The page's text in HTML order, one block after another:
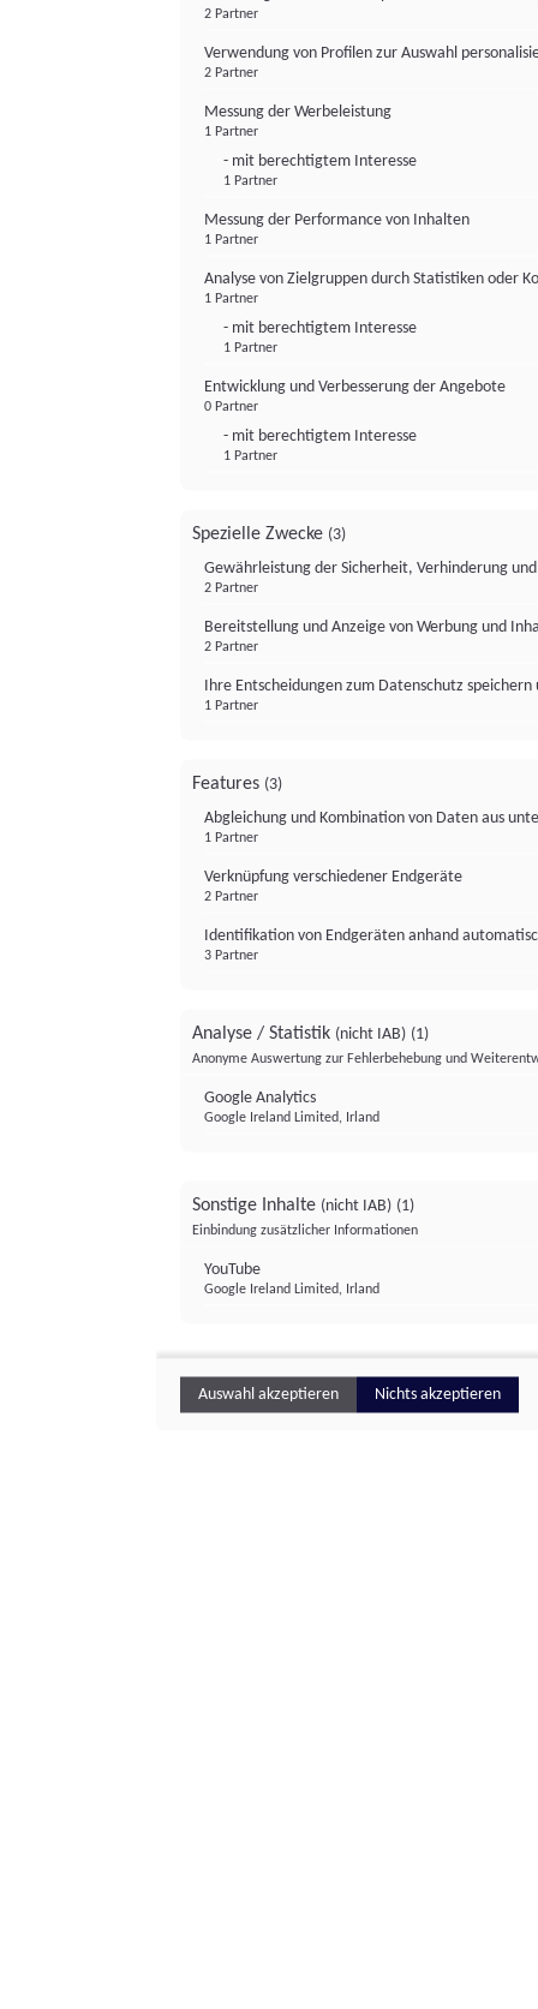
2 Partner
Verwendung von Profilen zur Auswahl
2 Partner
Messung der Werbeleistung
1 Partner
- mit berechtigtem Interesse
1 Partner
Messung der Performance von Inhalten
1 Partner
Analyse von Zielgruppen durch Statistiken oder
1 Partner
- mit berechtigtem Interesse
1 Partner
Entwicklung und Verbesserung der Angebote
0 Partner
- mit berechtigtem Interesse
1 Partner
Spezielle Zwecke (3)
Gewährleistung der Sicherheit, Verhinderung
2 Partner
Bereitstellung und Anzeige von Werbung und
2 Partner
Ihre Entscheidungen zum Datenschutz
1 Partner
Features (3)
Abgleichung und Kombination von Daten aus
1 Partner
Verknüpfung verschiedener Endgeräte
2 Partner
Identifikation von Endgeräten anhand
3 Partner
Analyse / Statistik (nicht IAB) (1)
Anonyme Auswertung zur Fehlerbehebung und
Google Analytics
Google Ireland Limited, Irland
Sonstige Inhalte (nicht IAB) (1)
Einbindung zusätzlicher Informationen
YouTube
Google Ireland Limited, Irland
Auswahl akzeptieren Nichts akzeptieren